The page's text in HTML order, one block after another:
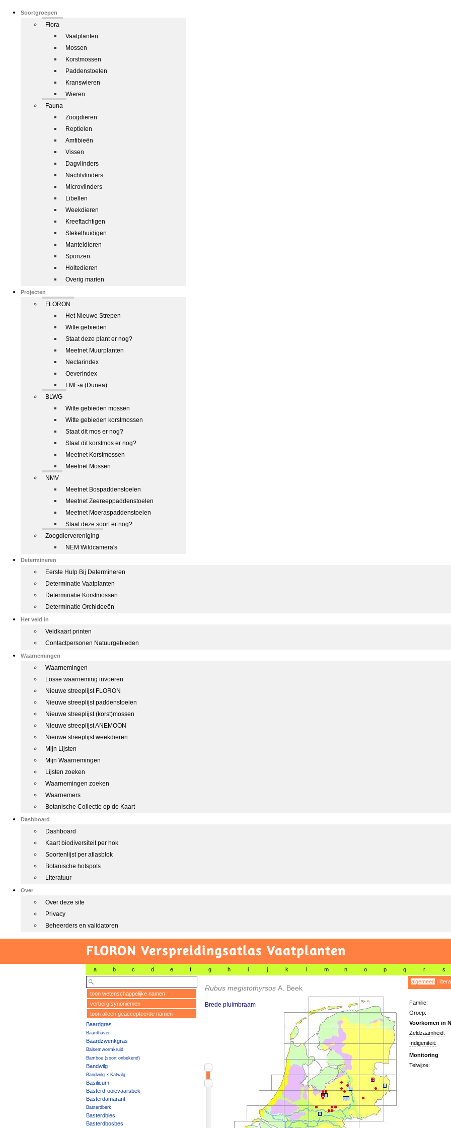
Soortgroepen
Flora
Vaatplanten
Mossen
Korstmossen
Paddenstoelen
Kranswieren
Wieren
Fauna
Zoogdieren
Reptielen
Amfibieën
Vissen
Dagvlinders
Nachtvlinders
Microvlinders
Libellen
Weekdieren
Kreeftachtigen
Stekelhuidigen
Manteldieren
Sponzen
Holtedieren
Overig marien
Projecten
FLORON
Het Nieuwe Strepen
Witte gebieden
Staat deze plant er nog?
Meetnet Muurplanten
Nectarindex
Oeverindex
LMF-a (Dunea)
BLWG
Witte gebieden mossen
Witte gebieden korstmossen
Staat dit mos er nog?
Staat dit korstmos er nog?
Meetnet Korstmossen
Meetnet Mossen
NMV
Meetnet Bospaddenstoelen
Meetnet Zeereeppaddenstoelen
Meetnet Moeraspaddenstoelen
Staat deze soort er nog?
Zoogdiervereniging
NEM Wildcamera's
Determineren
Eerste Hulp Bij Determineren
Determinatie Vaatplanten
Determinatie Korstmossen
Determinatie Orchideeën
Het veld in
Veldkaart printen
Contactpersonen Natuurgebieden
Waarnemingen
Waarnemingen
Losse waarneming invoeren
Nieuwe streeplijst FLORON
Nieuwe streeplijst paddenstoelen
Nieuwe streeplijst (korst)mossen
Nieuwe streeplijst ANEMOON
Nieuwe streeplijst weekdieren
Mijn Lijsten
Mijn Waarnemingen
Lijsten zoeken
Waarnemingen zoeken
Waarnemers
Botanische Collectie op de Kaart
Dashboard
Dashboard
Kaart biodiversiteit per hok
Soortenlijst per atlasblok
Botanische hotspots
Literatuur
Over
Over deze site
Privacy
Beheerders en validatoren
FLORON Verspreidingsatlas Vaatplanten
a b c d e f g h i j k l m n o p q r s
toon wetenschappelijke namen
verberg synoniemen
toon alleen geaccepteerde namen
Baardgras
Baardhaver
Baardzwenkgras
Balsemwormkruid
Bamboe (soort onbekend)
Bandwilg
Bandwilg × Katwilg
Basilicum
Basterd-ooievaarsbek
Basterdamarant
Basterdberk
Basterdbies
Basterdbosbes
Rubus megistothyrsos A. Beek
Brede pluimbraam
algemeen|
Familie:
Groep:
Voorkomen in
Zeldzaamheid:
Indigeniteit:
Monitoring
Telwijze: